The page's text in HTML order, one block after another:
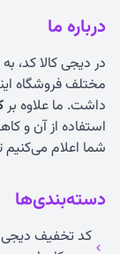
درباره ما
در دیجی کالا کد،
مختلف فروشگاه
داشت. ما علاوه بر
استفاده از آن و
شما اعلام می‌کنیم
دسته‌بندی‌ها
کد تخفیف دیجی